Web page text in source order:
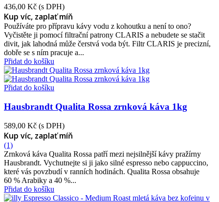
436,00 Kč (s DPH)
Kup víc, zaplať míň
Používáte pro přípravu kávy vodu z kohoutku a není to ono?
Vyčistěte ji pomocí filtrační patrony CLARIS a nebudete se stačit
divit, jak lahodná může čerstvá voda být. Filtr CLARIS je precizní,
dobře se s ním pracuje a...
Přidat do košíku
Přidat do košíku
Hausbrandt Qualita Rossa zrnková káva 1kg
589,00 Kč (s DPH)
Kup víc, zaplať míň
(1)
Zrnková káva Qualita Rossa patří mezi nejsilnější kávy pražírny
Hausbrandt. Vychutnejte si ji jako silné espresso nebo cappuccino,
které vás povzbudí v ranních hodinách. Qualita Rossa obsahuje
60 % Arabiky a 40 %...
Přidat do košíku